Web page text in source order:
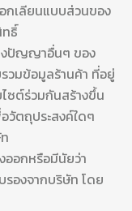
กเลียนแบบส่วนของ
ทธิ์
งปัญญาอื่นๆ ของ
วมข้อมูลร้านค้า ที่อยู่
ซต์ร่วมกันสร้างขึ้น
วัตถุประสงค์ใดๆ
ออกหรือมีนัยว่า
องจากบริษัท โดย